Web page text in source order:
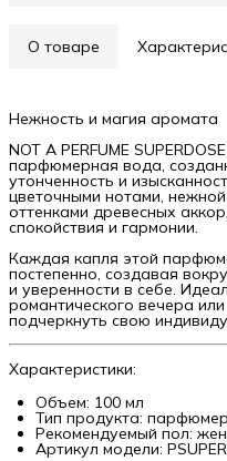
О товаре
Нежность и магия аромата
NOT A PERFUME
парфюмерная вода,
утонченность и
цветочными нотами,
оттенками древесных
спокойствия и гармонии.
Каждая капля этой
постепенно, создавая
и уверенности в себе.
романтического вечера
подчеркнуть свою
Характеристики:
Объем: 100 мл
Тип продукта:
Рекомендуемый пол:
Артикул модели: